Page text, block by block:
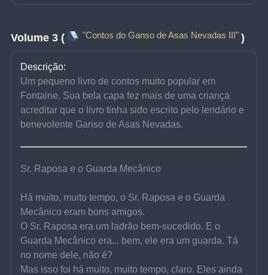
Volume 3 ( "Contos do Ganso de Asas Nevadas III" )
Descrição:
Um pequeno livro de contos muito popular em
Fontaine. Sua bela capa fez mais de uma criança
acreditar que o livro tinha sido escrito pelo lendário e
benevolente Ganso de Asas Nevadas.
Sr. Raposa e o Guarda Mecânico
Há muito, muito tempo, o Sr. Raposa e o Guarda
Mecânico eram bons amigos.
O Sr. Raposa era um ladrão bem-sucedido. E o
Guarda Mecânico era... bem, ele era um guarda. Tá
no nome dele, não é?
Mas isso foi há muito, muito tempo, claro. Eles ainda